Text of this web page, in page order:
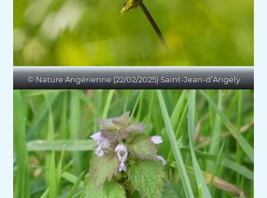
© Nature Angérienne (22/02/2025) Saint-Jean-d’Angély